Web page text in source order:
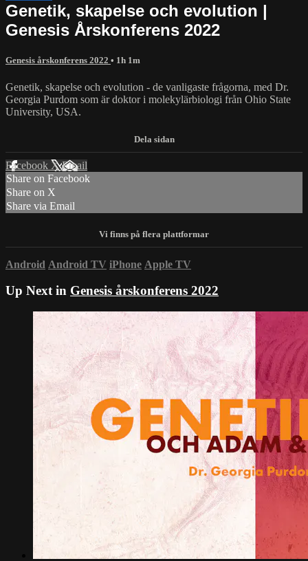
Genetik, skapelse och evolution |
Genesis Årskonferens 2022
Genesis årskonferens 2022 • 1h 1m
Genetik, skapelse och evolution - de vanligaste frågorna, med Dr.
Georgia Purdom som är doktor i molekylärbiologi från Ohio State
University, USA.
Facebook XEmail
Share on Facebook
Share on X
Share via Email
Android Android TV iPhone Apple TV
Up Next in Genesis årskonferens 2022